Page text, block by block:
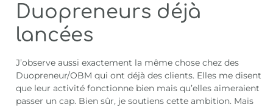
Duopreneurs déjà
lancées
J’observe aussi exactement la même chose chez des
Duopreneur/OBM qui ont déjà des clients. Elles me disent
que leur activité fonctionne bien mais qu’elles aimeraient
passer un cap. Bien sûr, je soutiens cette ambition. Mais